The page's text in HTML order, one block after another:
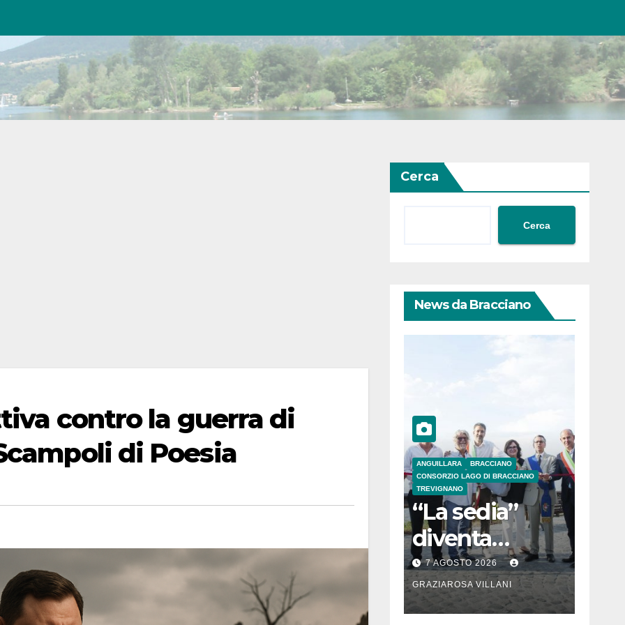
contro la guerra di
di Poesia
Cerca
Cerca
News da Bracciano
ANGUILLARA
BRACCIANO
CONSORZIO LAGO DI BRACCIANO
TREVIGNANO
“La sedia”
diventa
Belvedere sul
lago di
Bracciano: ieri
7 AGOSTO 2026
GRAZIAROSA VILLANI